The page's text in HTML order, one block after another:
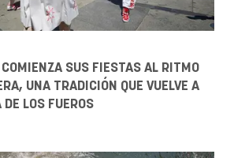
SUS FIESTAS AL RITMO
UNA TRADICIÓN QUE VUELVE A
LOS FUEROS